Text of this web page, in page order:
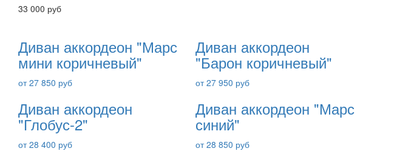
33 000 руб
Диван аккордеон "Марс
мини коричневый"
от 27 850 руб
Диван аккордеон
"Барон коричневый"
от 27 950 руб
Диван аккордеон
"Глобус-2"
от 28 400 руб
Диван аккордеон "Марс
синий"
от 28 850 руб